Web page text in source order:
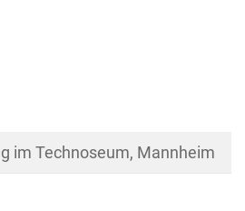
im Technoseum, Mannheim